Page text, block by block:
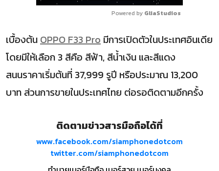
Powered by GliaStudios
เบื้องต้น OPPO F33 Pro มีการเปิดตัวในประเทศอินเดีย
โดยมีให้เลือก 3 สีคือ สีฟ้า, สีน้ำเงิน และสีแดง
สนนราคาเริ่มต้นที่ 37,999 รูปี หรือประมาณ 13,200
บาท ส่วนการขายในประเทศไทย ต่อรอติดตามอีกครั้ง
ติดตามข่าวสารมือถือได้ที่
www.facebook.com/siamphonedotcom
twitter.com/siamphonedotcom